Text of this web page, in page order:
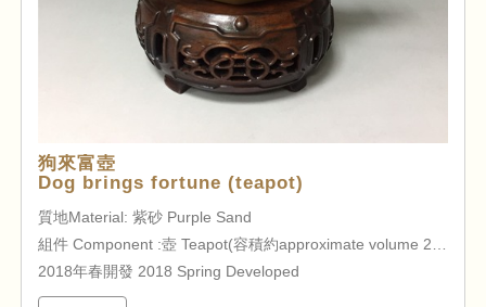
狗來富壺
Dog brings fortune (teapot)
質地Material: 紫砂 Purple Sand
組件 Component :壺 Teapot(容積約approximate volume 230cc )
2018年春開發 2018 Spring Developed